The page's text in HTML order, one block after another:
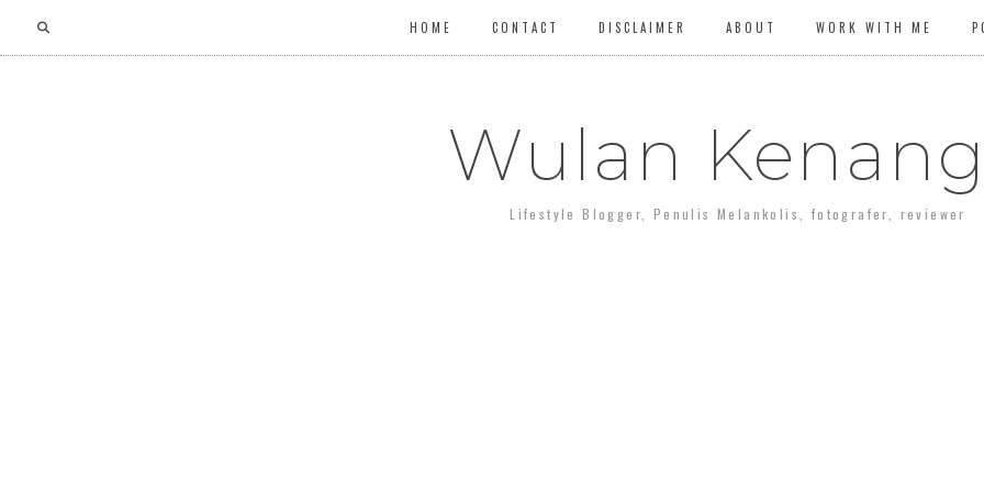
HOME CONTACT DISCLAIMER ABOUT WORK WITH ME
Wulan
Lifestyle Blogger, Penulis Melankolis, fotografer, reviewer